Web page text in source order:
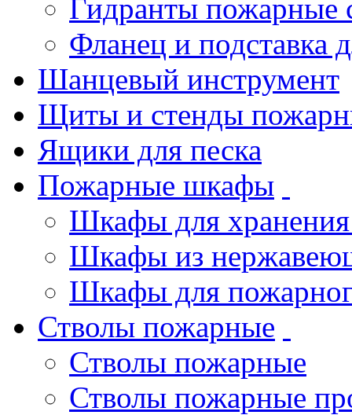
Гидранты пожарные
Фланец и подставка
Шанцевый инструмент
Щиты и стенды
Ящики для песка
Пожарные шкафы
Шкафы для хранения
Шкафы из
Шкафы для
Стволы пожарные
Стволы пожарные
Стволы пожарные